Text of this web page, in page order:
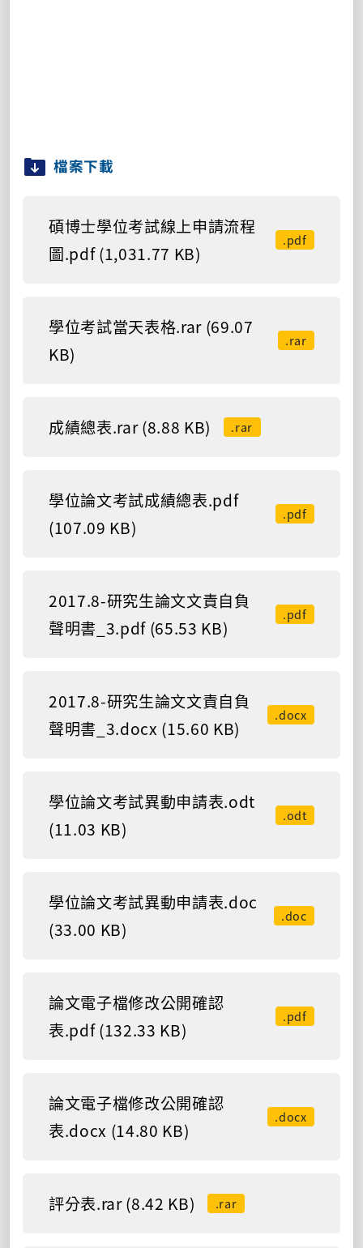
檔案下載
碩博士學位考試線上申請流程
圖.pdf (1,031.77 KB)
.pdf
學位考試當天表格.rar (69.07
KB)
.rar
成績總表.rar (8.88 KB) .rar
學位論文考試成績總表.pdf
(107.09 KB)
.pdf
2017.8-研究生論文文責自負
聲明書_3.pdf (65.53 KB)
.pdf
2017.8-研究生論文文責自負
聲明書_3.docx (15.60 KB)
.docx
學位論文考試異動申請表.odt
(11.03 KB)
.odt
學位論文考試異動申請表.doc
(33.00 KB)
.doc
論文電子檔修改公開確認
表.pdf (132.33 KB)
.pdf
論文電子檔修改公開確認
表.docx (14.80 KB)
.docx
評分表.rar (8.42 KB) .rar